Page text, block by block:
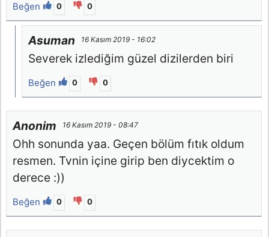
Beğen 0 0
Asuman 16 Kasım 2019 - 16:02
Severek izlediğim güzel dizilerden biri
Beğen 0 0
Anonim 16 Kasım 2019 - 08:47
Ohh sonunda yaa. Geçen bölüm fıtık oldum
resmen. Tvnin içine girip ben diycektim o
derece :))
Beğen 0 0